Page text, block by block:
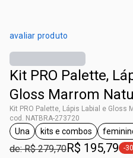
avaliar produto
Kit PRO Palette,
Gloss Marrom
Kit PRO Palette, Lápis Labial e Gloss
cod. NATBRA-273720
etiqueta Una
Una
etiqueta kits e
kits e combos
de: R$ 279,70R$ 195,79 -